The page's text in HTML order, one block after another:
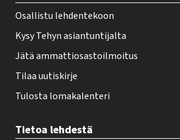
Osallistu lehdentekoon
Kysy Tehyn asiantuntijalta
Jätä ammattiosastoilmoitus
Tilaa uutiskirje
Tulosta lomakalenteri
Tietoa lehdestä